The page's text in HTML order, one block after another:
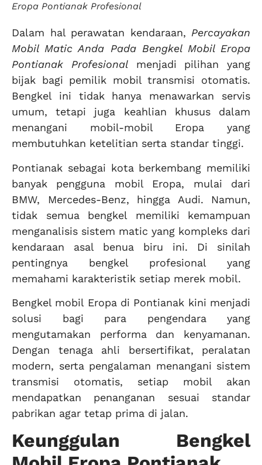
Eropa Pontianak Profesional
Dalam hal perawatan kendaraan, Percayakan
Mobil Matic Anda Pada Bengkel Mobil Eropa
Pontianak Profesionalmenjadi pilihan yang
bijak bagi pemilik mobil transmisi otomatis.
Bengkel ini tidak hanya menawarkan servis
umum, tetapi juga keahlian khusus dalam
menangani mobil-mobil Eropa yang
membutuhkan ketelitian serta standar tinggi.
Pontianak sebagai kota berkembang memiliki
banyak pengguna mobil Eropa, mulai dari
BMW, Mercedes-Benz, hingga Audi. Namun,
tidak semua bengkel memiliki kemampuan
menganalisis sistem matic yang kompleks dari
kendaraan asal benua biru ini. Di sinilah
pentingnya bengkel profesional yang
memahami karakteristik setiap merek mobil.
Bengkel mobil Eropa di Pontianak kini menjadi
solusi bagi para pengendara yang
mengutamakan performa dan kenyamanan.
Dengan tenaga ahli bersertifikat, peralatan
modern, serta pengalaman menangani sistem
transmisi otomatis, setiap mobil akan
mendapatkan penanganan sesuai standar
pabrikan agar tetap prima di jalan.
Keunggulan Bengkel